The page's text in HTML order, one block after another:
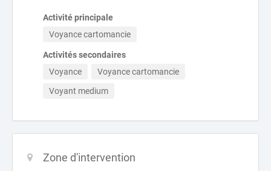
Activité principale
Voyance cartomancie
Activités secondaires
Voyance
Voyance cartomancie
Voyant medium
Zone d'intervention